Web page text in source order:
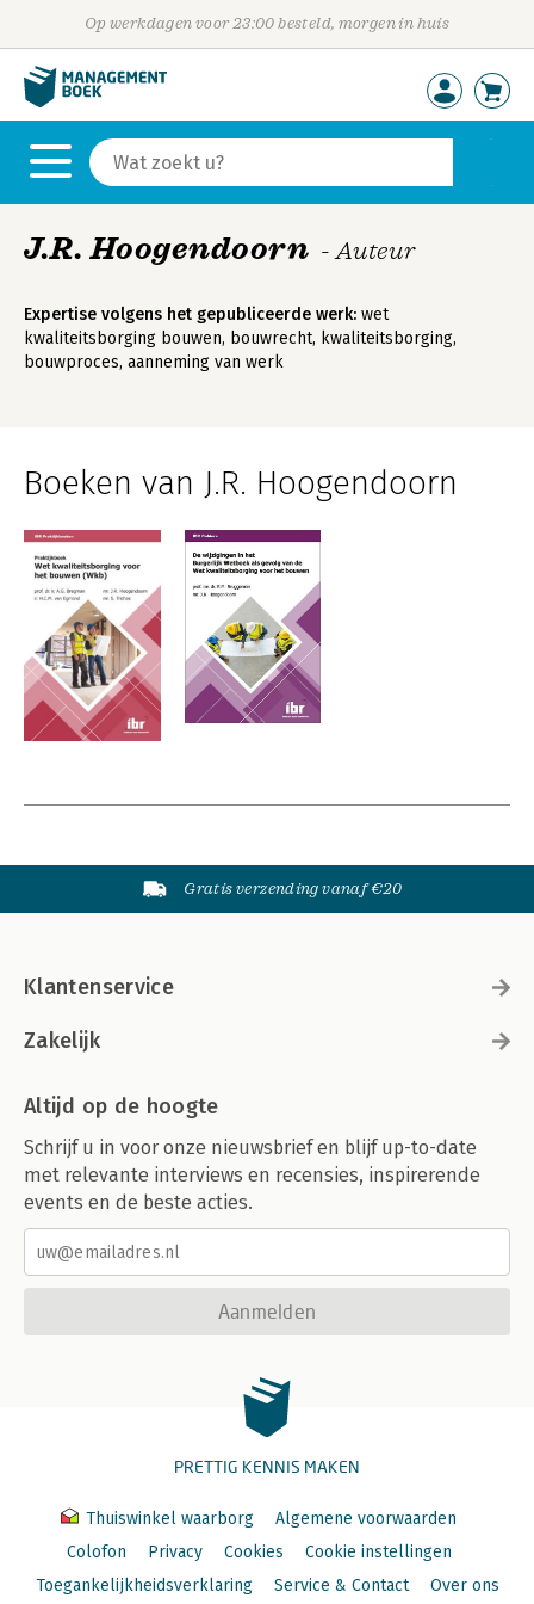
Op werkdagen voor 23:00 besteld, morgen in huis
J.R. Hoogendoorn - Auteur
Expertise volgens het gepubliceerde werk: wet
kwaliteitsborging bouwen, bouwrecht, kwaliteitsborging,
bouwproces, aanneming van werk
Boeken van J.R. Hoogendoorn
Gratis verzending vanaf €20
Klantenservice
Zakelijk
Altijd op de hoogte
Schrijf u in voor onze nieuwsbrief en blijf up-to-date
met relevante interviews en recensies, inspirerende
events en de beste acties.
Aanmelden
PRETTIG KENNIS MAKEN
Thuiswinkel waarborg
Algemene voorwaarden
Colofon
Privacy Cookies
Cookie instellingen
Toegankelijkheidsverklaring
Service & Contact Over ons